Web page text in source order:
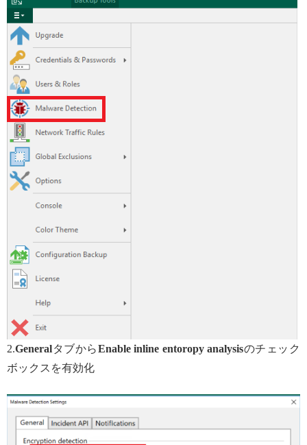
2.GeneralタブからEnable inline entoropy analysisのチェック
ボックスを有効化